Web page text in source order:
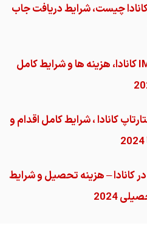
چیست، شرایط دریافت جاب
ویزای IMP کانادا، هزینه ها و شرایط کامل
کانادا ، شرایط کامل اقدام و
کانادا – هزینه‌ تحصیل و شرایط
2024